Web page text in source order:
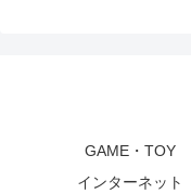
GAME・TOY
インターネット